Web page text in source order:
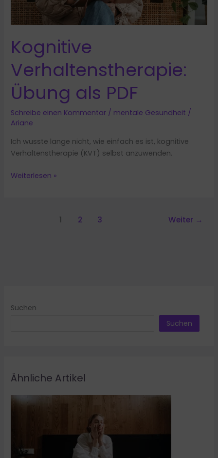
Kognitive
Verhaltenstherapie:
Übung als PDF
Schreibe einen Kommentar / mentale Gesundheit /
Ariane
Ich wusste lange nicht, wie einfach es ist, kognitive
Verhaltenstherapie (KVT) selbst anzuwenden.
Kognitive
Weiterlesen »
1 2 3 Weiter →
Suchen
Suchen
Ähnliche Artikel